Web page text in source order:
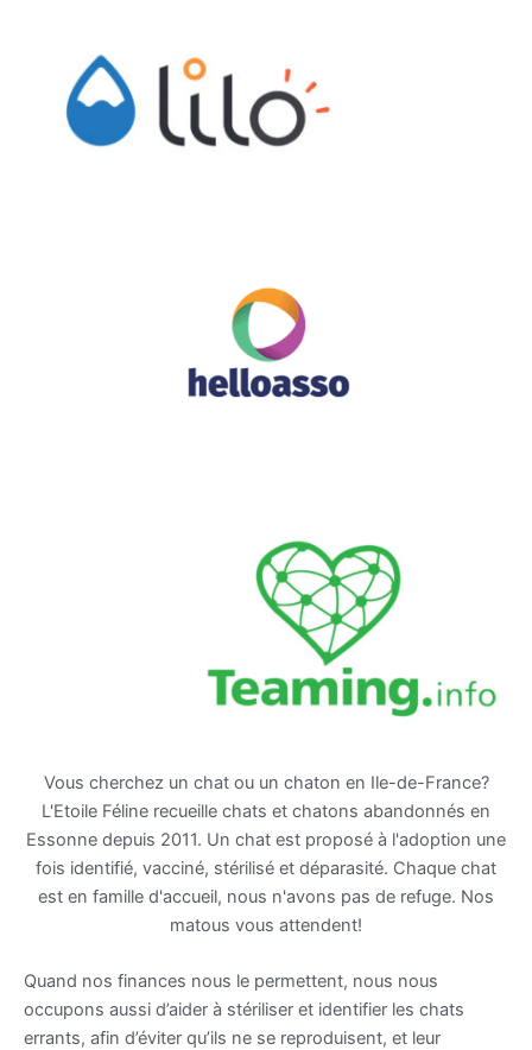
Vous cherchez un chat ou un chaton en Ile-de-France?
L'Etoile Féline recueille chats et chatons abandonnés en
Essonne depuis 2011. Un chat est proposé à l'adoption une
fois identifié, vacciné, stérilisé et déparasité. Chaque chat
est en famille d'accueil, nous n'avons pas de refuge. Nos
matous vous attendent!
Quand nos finances nous le permettent, nous nous
occupons aussi d’aider à stériliser et identifier les chats
errants, afin d’éviter qu’ils ne se reproduisent, et leur